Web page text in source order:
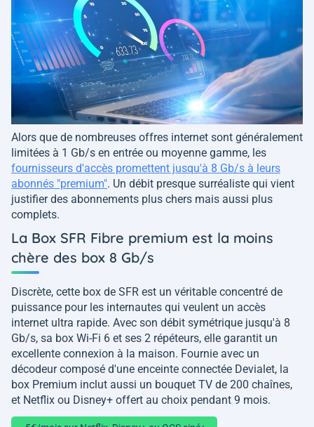
Alors que de nombreuses offres internet sont généralement
limitées à 1 Gb/s en entrée ou moyenne gamme, les
fournisseurs d'accès promettent jusqu'à 8 Gb/s à leurs
abonnés "premium". Un débit presque surréaliste qui vient
justifier des abonnements plus chers mais aussi plus
complets.
La Box SFR Fibre premium est la moins
chère des box 8 Gb/s
Discrète, cette box de SFR est un véritable concentré de
puissance pour les internautes qui veulent un accès
internet ultra rapide. Avec son débit symétrique jusqu'à 8
Gb/s, sa box Wi-Fi 6 et ses 2 répéteurs, elle garantit un
excellente connexion à la maison. Fournie avec un
décodeur composé d'une enceinte connectée Devialet, la
box Premium inclut aussi un bouquet TV de 200 chaînes,
et Netflix ou Disney+ offert au choix pendant 9 mois.